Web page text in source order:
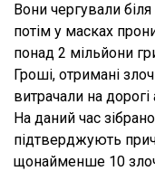
Вони чергували
потім у масках
понад 2 мільйони
Гроші, отримані
витрачали на дорогі
На даний час
підтверджують
щонайменше 10